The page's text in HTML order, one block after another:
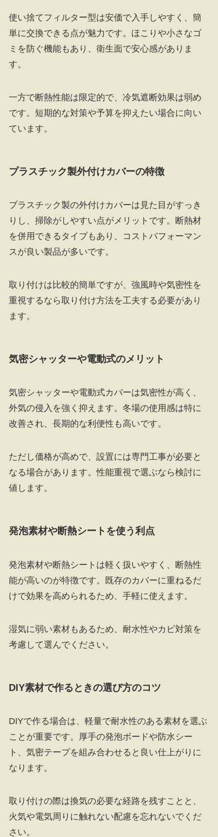
使い捨てフィルター型は安価で入手しやすく、簡
単に交換できる点が魅力です。ほこりや小さなゴ
ミを防ぐ機能もあり、衛生面で安心感がありま
す。
一方で断熱性能は限定的で、冷気遮断効果は弱め
です。短期的な対策や予算を抑えたい場合に向い
ています。
プラスチック製外付けカバーの特徴
プラスチック製の外付けカバーは見た目がすっき
りし、掃除がしやすい点がメリットです。断熱材
を併用できるタイプもあり、コストパフォーマン
スが良い製品が多いです。
取り付けは比較的簡単ですが、強風時や気密性を
重視するなら取り付け方法を工夫する必要があり
ます。
気密シャッターや電動式のメリット
気密シャッターや電動式カバーは気密性が高く、
外気の侵入を強く抑えます。冬場の使用感は特に
改善され、長期的な利便性も高いです。
ただし価格が高めで、設置には専門工事が必要と
なる場合があります。性能重視で選ぶなら検討に
値します。
発泡素材や断熱シートを使う利点
発泡素材や断熱シートは軽く扱いやすく、断熱性
能が高いのが特徴です。既存のカバーに重ねるだ
けで効果を高められるため、手軽に使えます。
湿気に弱い素材もあるため、耐水性やカビ対策を
考慮して選んでください。
DIY素材で作るときの選び方のコツ
DIYで作る場合は、軽量で耐水性のある素材を選ぶ
ことが重要です。厚手の発泡ボードや防水シー
ト、気密テープを組み合わせると良い仕上がりに
なります。
取り付けの際は換気の必要な経路を残すことと、
火気や電気周りに触れない配慮を忘れないでくだ
さい。